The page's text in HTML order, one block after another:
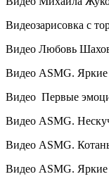
Видеозарисовка с
Видео Любовь
Видео ASMG. Яркие
Видео Первые
Видео ASMG.
Видео ASMG.
Видео ASMG.